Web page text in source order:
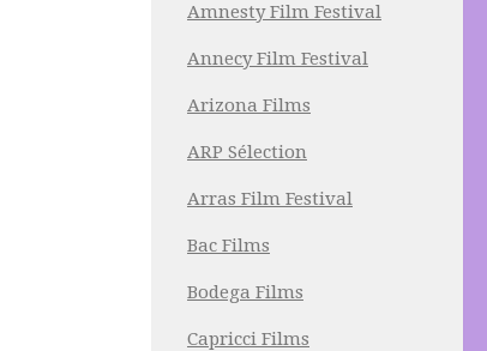
Amnesty Film Festival
Annecy Film Festival
Arizona Films
ARP Sélection
Arras Film Festival
Bac Films
Bodega Films
Capricci Films